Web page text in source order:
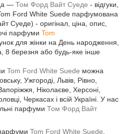
— Том Форд Вайт Суеде - відгуки,
Tom Ford White Suede парфумована
Суеде) - оригінал, ціна, опис,
парфуми Tom
для жінки на День народження,
8 березня або будь-яке інше
Tom Ford White Suede можна
Ужгороді, Львів, Рівно,
Ніколаєве, Херсоні,
Черкасах і всій Україні. У нас
парфуми Том Форд Вайт
парфуми Tom Ford White Suede,